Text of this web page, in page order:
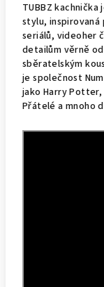
TUBBZ
stylu, inspirovaná
seriálů, videoher
detailům věrně
sběratelským
je společnost
jako Harry Potter,
Přátelé a mnoho